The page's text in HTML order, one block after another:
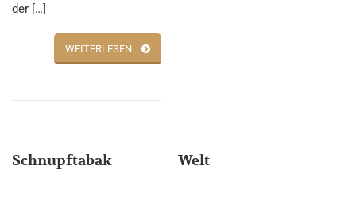
der […]
WEITERLESEN
Schnupftabak Welt